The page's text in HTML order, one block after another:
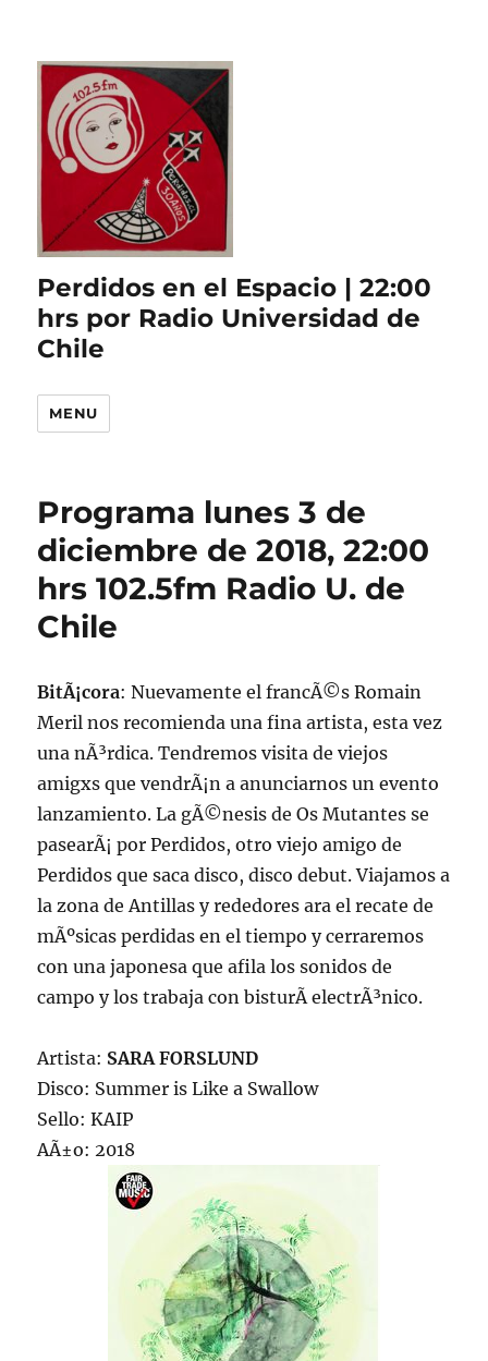
Perdidos en el Espacio | 22:00
hrs por Radio Universidad de
Chile
MENU
Programa lunes 3 de
diciembre de 2018, 22:00
hrs 102.5fm Radio U. de
Chile
BitÃ¡cora: Nuevamente el francÃ©s Romain
Meril nos recomienda una fina artista, esta vez
una nÃ³rdica. Tendremos visita de viejos
amigxs que vendrÃ¡n a anunciarnos un evento
lanzamiento. La gÃ©nesis de Os Mutantes se
pasearÃ¡ por Perdidos, otro viejo amigo de
Perdidos que saca disco, disco debut. Viajamos a
la zona de Antillas y rededores ara el recate de
mÃºsicas perdidas en el tiempo y cerraremos
con una japonesa que afila los sonidos de
campo y los trabaja con bisturÃ­ electrÃ³nico.
Artista: SARA FORSLUND
Disco: Summer is Like a Swallow
Sello: KAIP
AÃ±o: 2018